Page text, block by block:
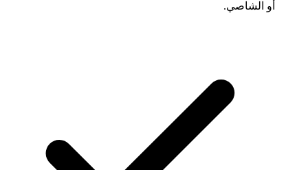
أو الشاصي.